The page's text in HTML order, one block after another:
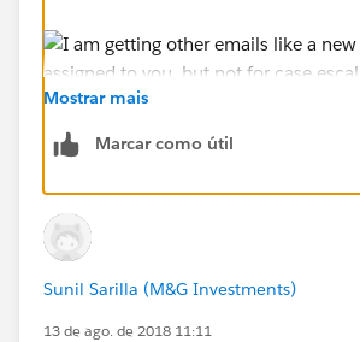
Mostrar mais
Marcar como útil
Sunil Sarilla (M&G Investments)
13 de ago. de 2018 11:11